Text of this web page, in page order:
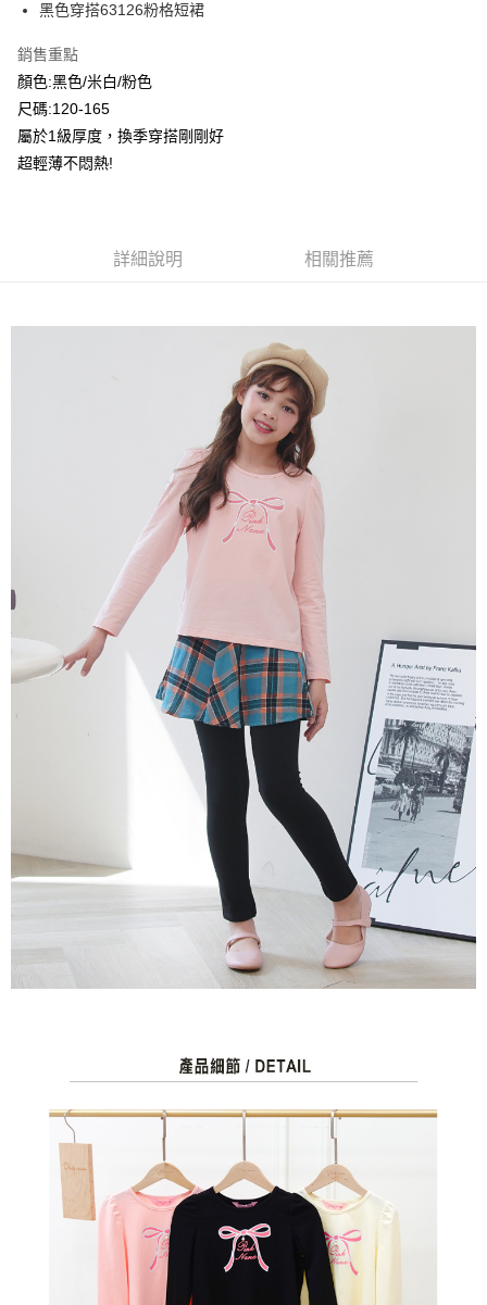
運送方式
全家付款取貨
每筆NT$80，滿NT$2,000(含以上)免運費
付款後7-11取貨
每筆NT$80，滿NT$2,000(含以上)免運費
每筆NT$80，滿NT$2,000(含以上)免運費
黑色穿搭63126粉格短裙
銷售重點
顏色:黑色/米白/粉色
尺碼:120-165
屬於1級厚度，換季穿搭剛剛好
超輕薄不悶熱!
詳細說明 相關推薦